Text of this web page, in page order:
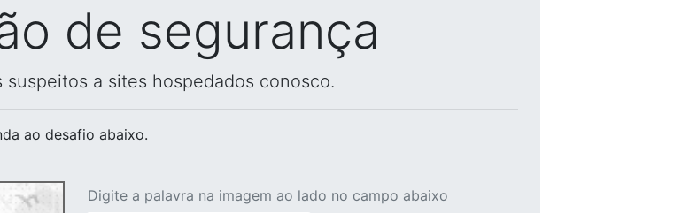
de segurança
a sites hospedados conosco.
ao desafio abaixo.
Digite a palavra na imagem ao lado no campo abaixo